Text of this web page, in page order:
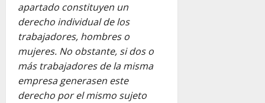
apartado constituyen un
derecho individual de los
trabajadores, hombres o
mujeres. No obstante, si dos o
más trabajadores de la misma
empresa generasen este
derecho por el mismo sujeto